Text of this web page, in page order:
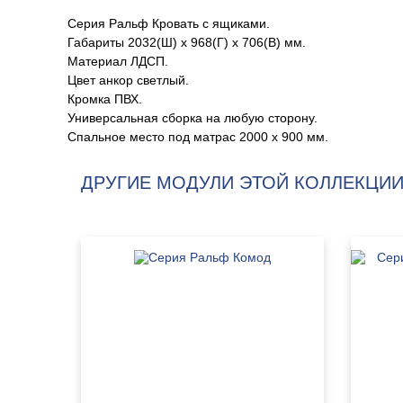
Серия Ральф Кровать с ящиками.
Габариты 2032(Ш) х 968(Г) х 706(В) мм.
Материал ЛДСП.
Цвет анкор светлый.
Кромка ПВХ.
Универсальная сборка на любую сторону.
Спальное место под матрас 2000 х 900 мм.
ДРУГИЕ МОДУЛИ ЭТОЙ